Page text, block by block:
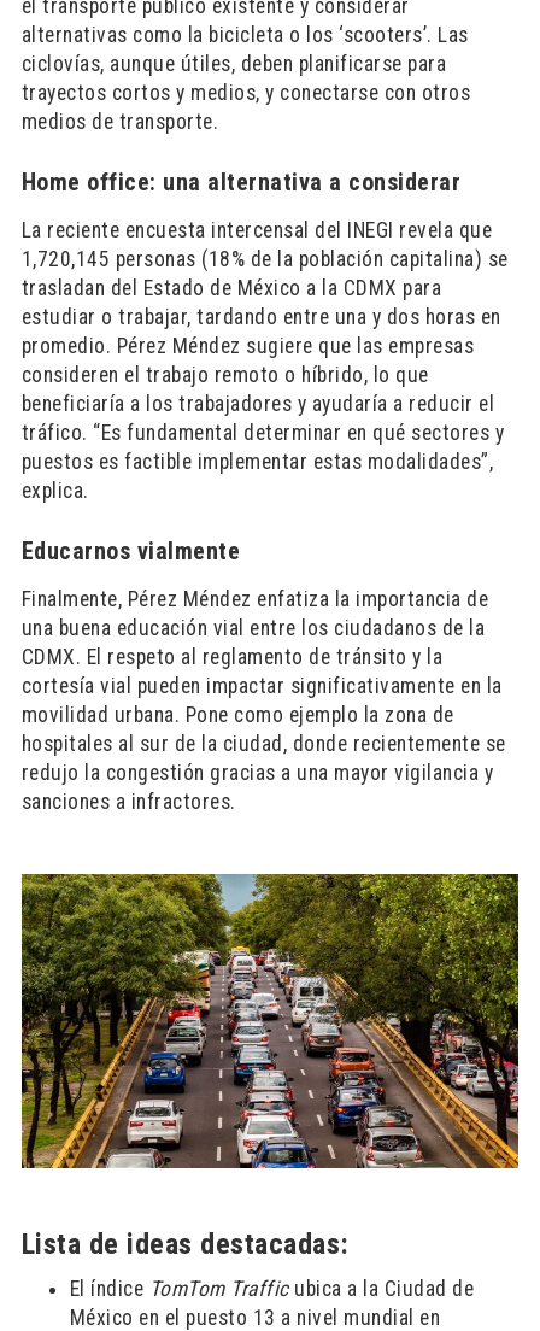
el transporte público existente y considerar
alternativas como la bicicleta o los ‘scooters’. Las
ciclovías, aunque útiles, deben planificarse para
trayectos cortos y medios, y conectarse con otros
medios de transporte.
Home office: una alternativa a considerar
La reciente encuesta intercensal del INEGI revela que
1,720,145 personas (18% de la población capitalina) se
trasladan del Estado de México a la CDMX para
estudiar o trabajar, tardando entre una y dos horas en
promedio. Pérez Méndez sugiere que las empresas
consideren el trabajo remoto o híbrido, lo que
beneficiaría a los trabajadores y ayudaría a reducir el
tráfico. “Es fundamental determinar en qué sectores y
puestos es factible implementar estas modalidades”,
explica.
Educarnos vialmente
Finalmente, Pérez Méndez enfatiza la importancia de
una buena educación vial entre los ciudadanos de la
CDMX. El respeto al reglamento de tránsito y la
cortesía vial pueden impactar significativamente en la
movilidad urbana. Pone como ejemplo la zona de
hospitales al sur de la ciudad, donde recientemente se
redujo la congestión gracias a una mayor vigilancia y
sanciones a infractores.
Lista de ideas destacadas:
El índice TomTom Trafficubica a la Ciudad de
México en el puesto 13 a nivel mundial en